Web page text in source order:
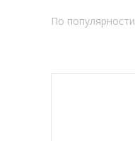
По популярности